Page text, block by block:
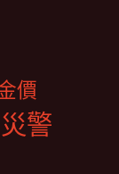
價
警